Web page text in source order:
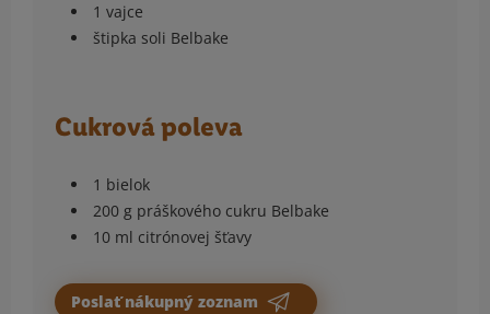
1 vajce
štipka soli Belbake
Cukrová poleva
1 bielok
200 g práškového cukru Belbake
10 ml citrónovej šťavy
Poslať nákupný zoznam